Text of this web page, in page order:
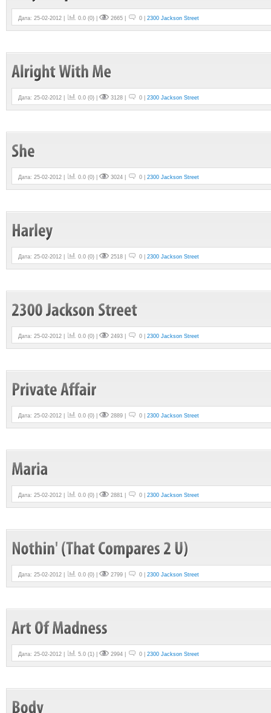
Дата: 25-02-2012 | 0.0 (0) | 2665 | 0 | 2300 Jackson Street
Дата: 25-02-2012 | 0.0 (0) | 3128 | 0 | 2300 Jackson Street
Дата: 25-02-2012 | 0.0 (0) | 3024 | 0 | 2300 Jackson Street
Дата: 25-02-2012 | 0.0 (0) | 2518 | 0 | 2300 Jackson Street
Дата: 25-02-2012 | 0.0 (0) | 2493 | 0 | 2300 Jackson Street
Дата: 25-02-2012 | 0.0 (0) | 2889 | 0 | 2300 Jackson Street
Дата: 25-02-2012 | 0.0 (0) | 2881 | 0 | 2300 Jackson Street
Дата: 25-02-2012 | 0.0 (0) | 2799 | 0 | 2300 Jackson Street
Дата: 25-02-2012 | 5.0 (1) | 2994 | 0 | 2300 Jackson Street